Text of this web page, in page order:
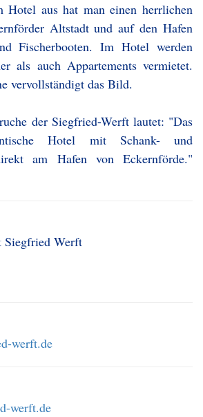
Hotel aus hat man einen herrlichen
Altstadt und auf den Hafen
Fischerbooten. Im Hotel werden
als auch Appartements vermietet.
vervollständigt das Bild.
der Siegfried-Werft lautet: "Das
Hotel mit Schank- und
am Hafen von Eckernförde."
Siegfried Werft
werft.de
werft.de